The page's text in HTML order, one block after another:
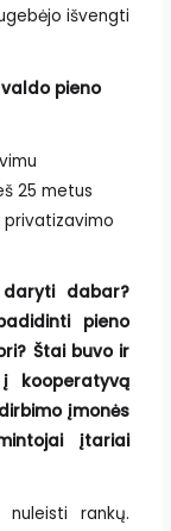
išvengti
pieno
25 metus
dabar?
pieno
Štai buvo ir
kooperatyvą
įmonės
įtariai
rankų.